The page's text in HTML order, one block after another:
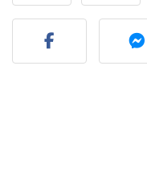
Publier